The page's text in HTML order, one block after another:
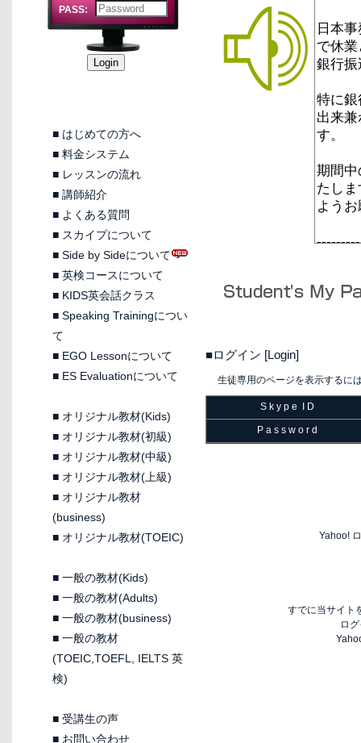
PASS:
■ はじめての方へ
■ 料金システム
■ レッスンの流れ
■ 講師紹介
■ よくある質問
■ スカイプについて
■ Side by Sideについて
■ 英検コースについて
■ KIDS英会話クラス
■ Speaking Trainingについ
て
■ EGO Lessonについて
■ ES Evaluationについて
■ オリジナル教材(Kids)
■ オリジナル教材(初級)
■ オリジナル教材(中級)
■ オリジナル教材(上級)
■ オリジナル教材
(business)
■ オリジナル教材(TOEIC)
■ 一般の教材(Kids)
■ 一般の教材(Adults)
■ 一般の教材(business)
■ 一般の教材
(TOEIC,TOEFL, IELTS 英
検)
■ 受講生の声
■ お問い合わせ
■ログイン [Login]
生徒専用のページを表示するに
S k y p e I D
P a s s w o r d
Yahoo!
すでに当サイト
ロ